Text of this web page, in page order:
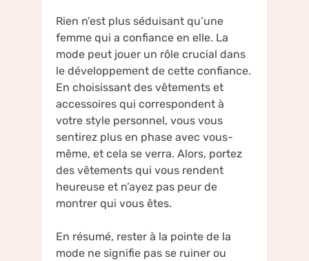
Rien n’est plus séduisant qu’une
femme qui a confiance en elle. La
mode peut jouer un rôle crucial dans
le développement de cette confiance.
En choisissant des vêtements et
accessoires qui correspondent à
votre style personnel, vous vous
sentirez plus en phase avec vous-
même, et cela se verra. Alors, portez
des vêtements qui vous rendent
heureuse et n’ayez pas peur de
montrer qui vous êtes.
En résumé, rester à la pointe de la
mode ne signifie pas se ruiner ou